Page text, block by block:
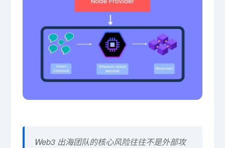
Web3 出海团队的核心风险往往不是外部攻